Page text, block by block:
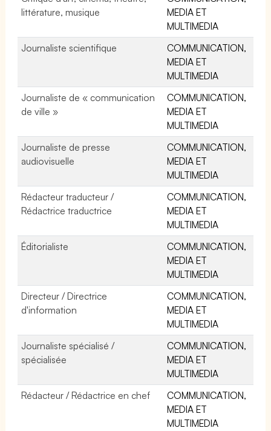
littérature, musique
MEDIA ET
MULTIMEDIA
Journaliste scientifique
COMMUNICATION,
MEDIA ET
MULTIMEDIA
Journaliste de « communication
de ville »
COMMUNICATION,
MEDIA ET
MULTIMEDIA
Journaliste de presse
audiovisuelle
COMMUNICATION,
MEDIA ET
MULTIMEDIA
Rédacteur traducteur /
Rédactrice traductrice
COMMUNICATION,
MEDIA ET
MULTIMEDIA
Éditorialiste
COMMUNICATION,
MEDIA ET
MULTIMEDIA
Directeur / Directrice
d'information
COMMUNICATION,
MEDIA ET
MULTIMEDIA
Journaliste spécialisé /
spécialisée
COMMUNICATION,
MEDIA ET
MULTIMEDIA
Rédacteur / Rédactrice en chef
COMMUNICATION,
MEDIA ET
MULTIMEDIA